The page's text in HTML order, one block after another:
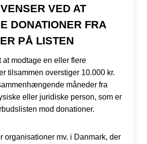
VED AT
DONATIONER FRA
PÅ LISTEN
at modtage en eller flere
tilsammen overstiger 10.000 kr.
måneder fra
eller juridiske person, som er
mod donationer.
organisationer mv. i Danmark, der